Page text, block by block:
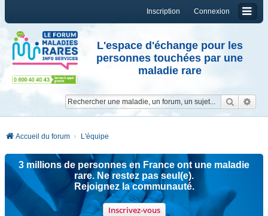
Connexion
Inscription
L'espace d'échange pour les
personnes touchées par une
maladie rare
Accueil du forum L'équipe
3 millions de personnes en France ont une maladie
rare. Ne restez pas seul(e).
Rejoignez la communauté.
Inscrivez-vous